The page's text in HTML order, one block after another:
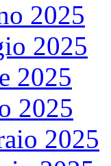
2025
2025
2025
2025
2025